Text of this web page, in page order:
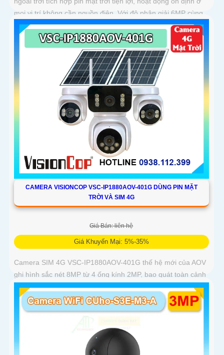
mọi vị trí không cần nguồn điện. Với độ phân giải 6MP cùng
chuẩn nén H
CAMERA VISIONCOP VSC-IP1880AOV-401G DÙNG PIN MẶT
TRỜI VÀ SIM 4G
Giá Bán: liên hệ
Giá Khuyến Mại: 5%-35%
Camera SIM 4G VSC-IP1880AOV-401G thế hệ mới của AOV
ghi hình sắc nét 8MP từ 4 ống kính 2MP, bao quát toàn cảnh
360°. Pin 16000mAh kết hợp tấm sạc năng lượng mặt trời
15W giúp duy trì hoạt động ổn định